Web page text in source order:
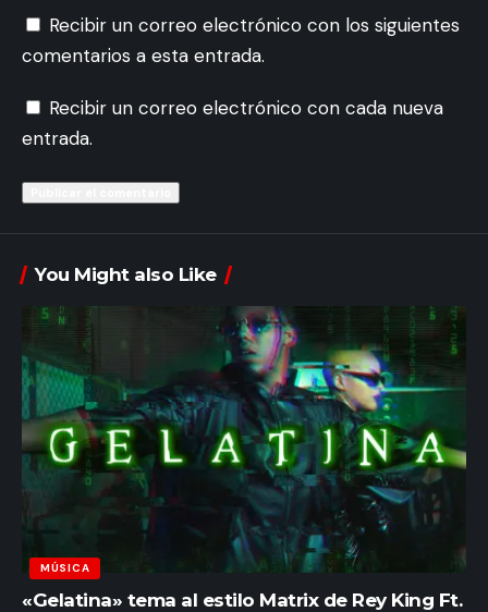
Recibir un correo electrónico con los siguientes
comentarios a esta entrada.
Recibir un correo electrónico con cada nueva
entrada.
You Might also Like
MÚSICA
«Gelatina» tema al estilo Matrix de Rey King Ft.